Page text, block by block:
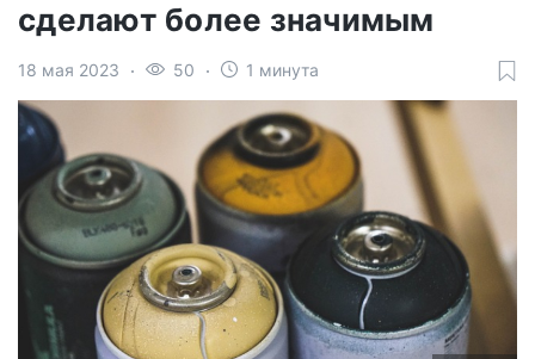
сделают более значимым
18 мая 2023 50 1 минута